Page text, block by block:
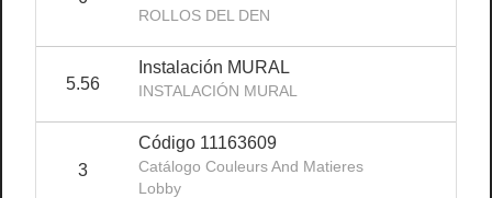
ROLLOS DEL DEN
5.56
Instalación MURAL
INSTALACIÓN MURAL
3
Código 11163609
Catálogo Couleurs And Matieres
Lobby